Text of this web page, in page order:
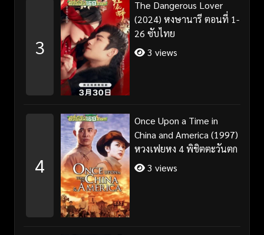
3
The Dangerous Lover
(2024) หงษานารี ตอนที่ 1-
26 ซับไทย
3 views
4
Once Upon a Time in
China and America (1997)
หวงเฟยหง 4 พิชิตตะวันตก
3 views